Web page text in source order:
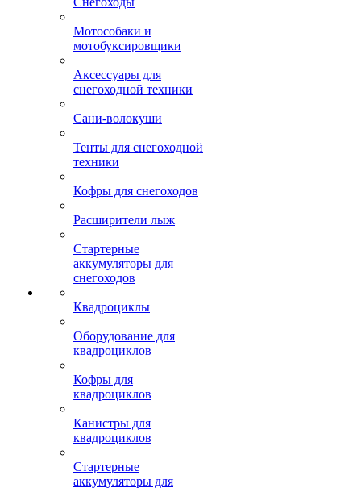
Мотособаки и
мотобуксировщики
Аксессуары для
снегоходной техники
Сани-волокуши
Тенты для снегоходной
техники
Кофры для снегоходов
Расширители лыж
Стартерные
аккумуляторы для
снегоходов
Квадроциклы
Оборудование для
квадроциклов
Кофры для
квадроциклов
Канистры для
квадроциклов
Стартерные
аккумуляторы для